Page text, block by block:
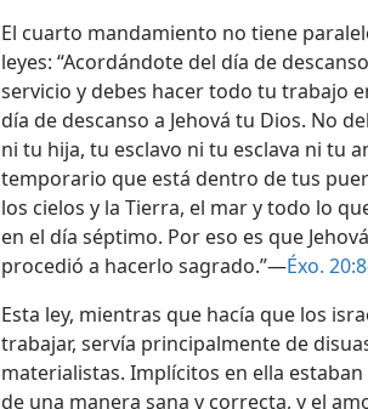
El cuarto mandamiento no tiene
leyes: “Acordándote del día de
servicio y debes hacer todo tu trabajo
día de descanso a Jehová tu Dios. No
ni tu hija, tu esclavo ni tu esclava ni tu
temporario que está dentro de tus
los cielos y la Tierra, el mar y todo lo
en el día séptimo. Por eso es que
procedió a hacerlo sagrado.”—Éxo.
Esta ley, mientras que hacía que los
trabajar, servía principalmente de
materialistas. Implícitos en ella
de una manera sana y correcta, y el